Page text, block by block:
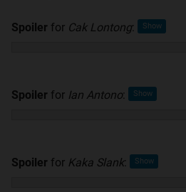
Spoiler for Cak Lontong:
Spoiler for Ian Antono:
Spoiler for Kaka Slank: